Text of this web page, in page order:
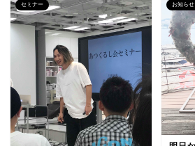
セミナー お知らせ